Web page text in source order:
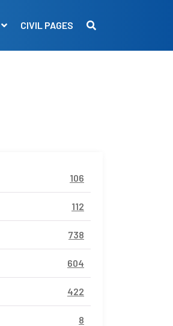
CIVIL PAGES
106
112
738
604
422
8